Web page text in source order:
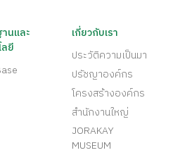
นและ
ลยี
เกี่ยวกับเรา
ประวัติความเป็นมา
ปรัชญาองค์กร
โครงสร้างองค์กร
สำนักงานใหญ่
JORAKAY
MUSEUM